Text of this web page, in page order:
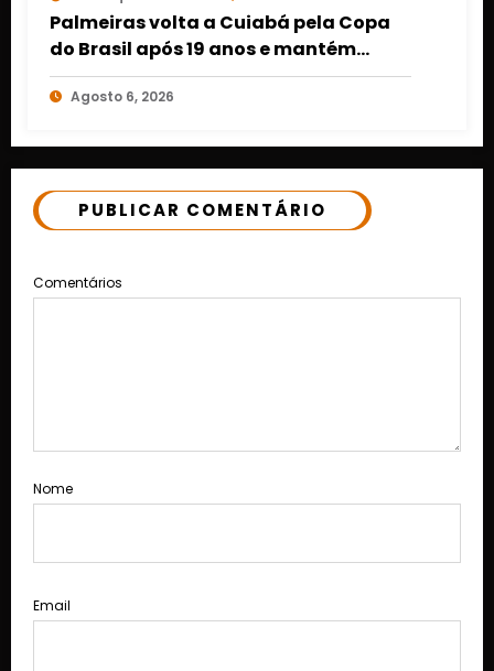
Palmeiras volta a Cuiabá pela Copa
do Brasil após 19 anos e mantém
retrospecto invicto em Mato Grosso
Agosto 6, 2026
PUBLICAR COMENTÁRIO
Comentários
Nome
Email